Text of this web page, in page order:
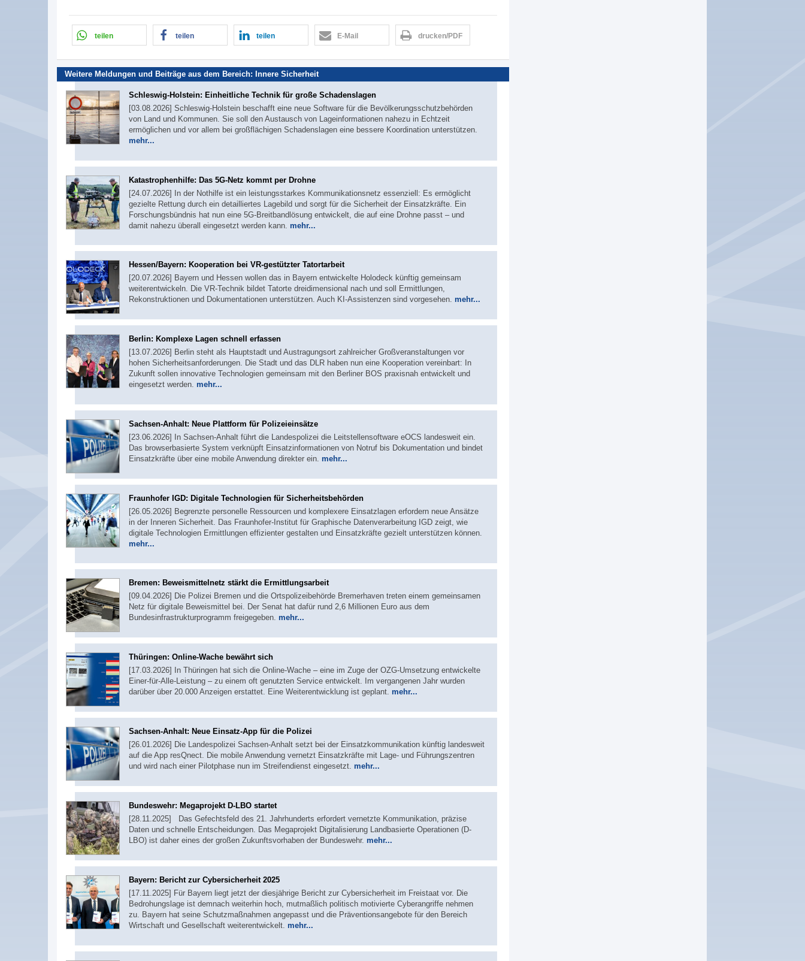
teilen teilen teilen E-Mail drucken/PDF
Weitere Meldungen und Beiträge aus dem Bereich: Innere Sicherheit
Schleswig-Holstein: Einheitliche Technik für große Schadenslagen
[03.08.2026] Schleswig-Holstein beschafft eine neue Software für die Bevölkerungsschutzbehörden
von Land und Kommunen. Sie soll den Austausch von Lageinformationen nahezu in Echtzeit
ermöglichen und vor allem bei großflächigen Schadenslagen eine bessere Koordination unterstützen.
mehr...
Katastrophenhilfe: Das 5G-Netz kommt per Drohne
[24.07.2026] In der Nothilfe ist ein leistungsstarkes Kommunikationsnetz essenziell: Es ermöglicht
gezielte Rettung durch ein detailliertes Lagebild und sorgt für die Sicherheit der Einsatzkräfte. Ein
Forschungsbündnis hat nun eine 5G-Breitbandlösung entwickelt, die auf eine Drohne passt – und
damit nahezu überall eingesetzt werden kann. mehr...
Hessen/Bayern: Kooperation bei VR-gestützter Tatortarbeit
[20.07.2026] Bayern und Hessen wollen das in Bayern entwickelte Holodeck künftig gemeinsam
weiterentwickeln. Die VR-Technik bildet Tatorte dreidimensional nach und soll Ermittlungen,
Rekonstruktionen und Dokumentationen unterstützen. Auch KI-Assistenzen sind vorgesehen. mehr...
Berlin: Komplexe Lagen schnell erfassen
[13.07.2026] Berlin steht als Hauptstadt und Austragungsort zahlreicher Großveranstaltungen vor
hohen Sicherheitsanforderungen. Die Stadt und das DLR haben nun eine Kooperation vereinbart: In
Zukunft sollen innovative Technologien gemeinsam mit den Berliner BOS praxisnah entwickelt und
eingesetzt werden. mehr...
Sachsen-Anhalt: Neue Plattform für Polizeieinsätze
[23.06.2026] In Sachsen-Anhalt führt die Landespolizei die Leitstellensoftware eOCS landesweit ein.
Das browserbasierte System verknüpft Einsatzinformationen von Notruf bis Dokumentation und bindet
Einsatzkräfte über eine mobile Anwendung direkter ein. mehr...
Fraunhofer IGD: Digitale Technologien für Sicherheitsbehörden
[26.05.2026] Begrenzte personelle Ressourcen und komplexere Einsatzlagen erfordern neue Ansätze
in der Inneren Sicherheit. Das Fraunhofer-Institut für Graphische Datenverarbeitung IGD zeigt, wie
digitale Technologien Ermittlungen effizienter gestalten und Einsatzkräfte gezielt unterstützen können.
mehr...
Bremen: Beweismittelnetz stärkt die Ermittlungsarbeit
[09.04.2026] Die Polizei Bremen und die Ortspolizeibehörde Bremerhaven treten einem gemeinsamen
Netz für digitale Beweismittel bei. Der Senat hat dafür rund 2,6 Millionen Euro aus dem
Bundesinfrastrukturprogramm freigegeben. mehr...
Thüringen: Online-Wache bewährt sich
[17.03.2026] In Thüringen hat sich die Online-Wache – eine im Zuge der OZG-Umsetzung entwickelte
Einer-für-Alle-Leistung – zu einem oft genutzten Service entwickelt. Im vergangenen Jahr wurden
darüber über 20.000 Anzeigen erstattet. Eine Weiterentwicklung ist geplant. mehr...
Sachsen-Anhalt: Neue Einsatz-App für die Polizei
[26.01.2026] Die Landespolizei Sachsen-Anhalt setzt bei der Einsatzkommunikation künftig landesweit
auf die App resQnect. Die mobile Anwendung vernetzt Einsatzkräfte mit Lage- und Führungszentren
und wird nach einer Pilotphase nun im Streifendienst eingesetzt. mehr...
Bundeswehr: Megaprojekt D-LBO startet
[28.11.2025] Das Gefechtsfeld des 21. Jahrhunderts erfordert vernetzte Kommunikation, präzise
Daten und schnelle Entscheidungen. Das Megaprojekt Digitalisierung Landbasierte Operationen (D-
LBO) ist daher eines der großen Zukunftsvorhaben der Bundeswehr. mehr...
Bayern: Bericht zur Cybersicherheit 2025
[17.11.2025] Für Bayern liegt jetzt der diesjährige Bericht zur Cybersicherheit im Freistaat vor. Die
Bedrohungslage ist demnach weiterhin hoch, mutmaßlich politisch motivierte Cyberangriffe nehmen
zu. Bayern hat seine Schutzmaßnahmen angepasst und die Präventionsangebote für den Bereich
Wirtschaft und Gesellschaft weiterentwickelt. mehr...